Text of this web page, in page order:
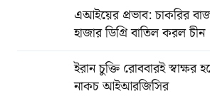
এআইয়ের প্রভাব: চাকরির
হাজার ডিগ্রি বাতিল করল চীন
ইরান চুক্তি রোববারই স্বাক্ষর
নাকচ আইআরজিসির